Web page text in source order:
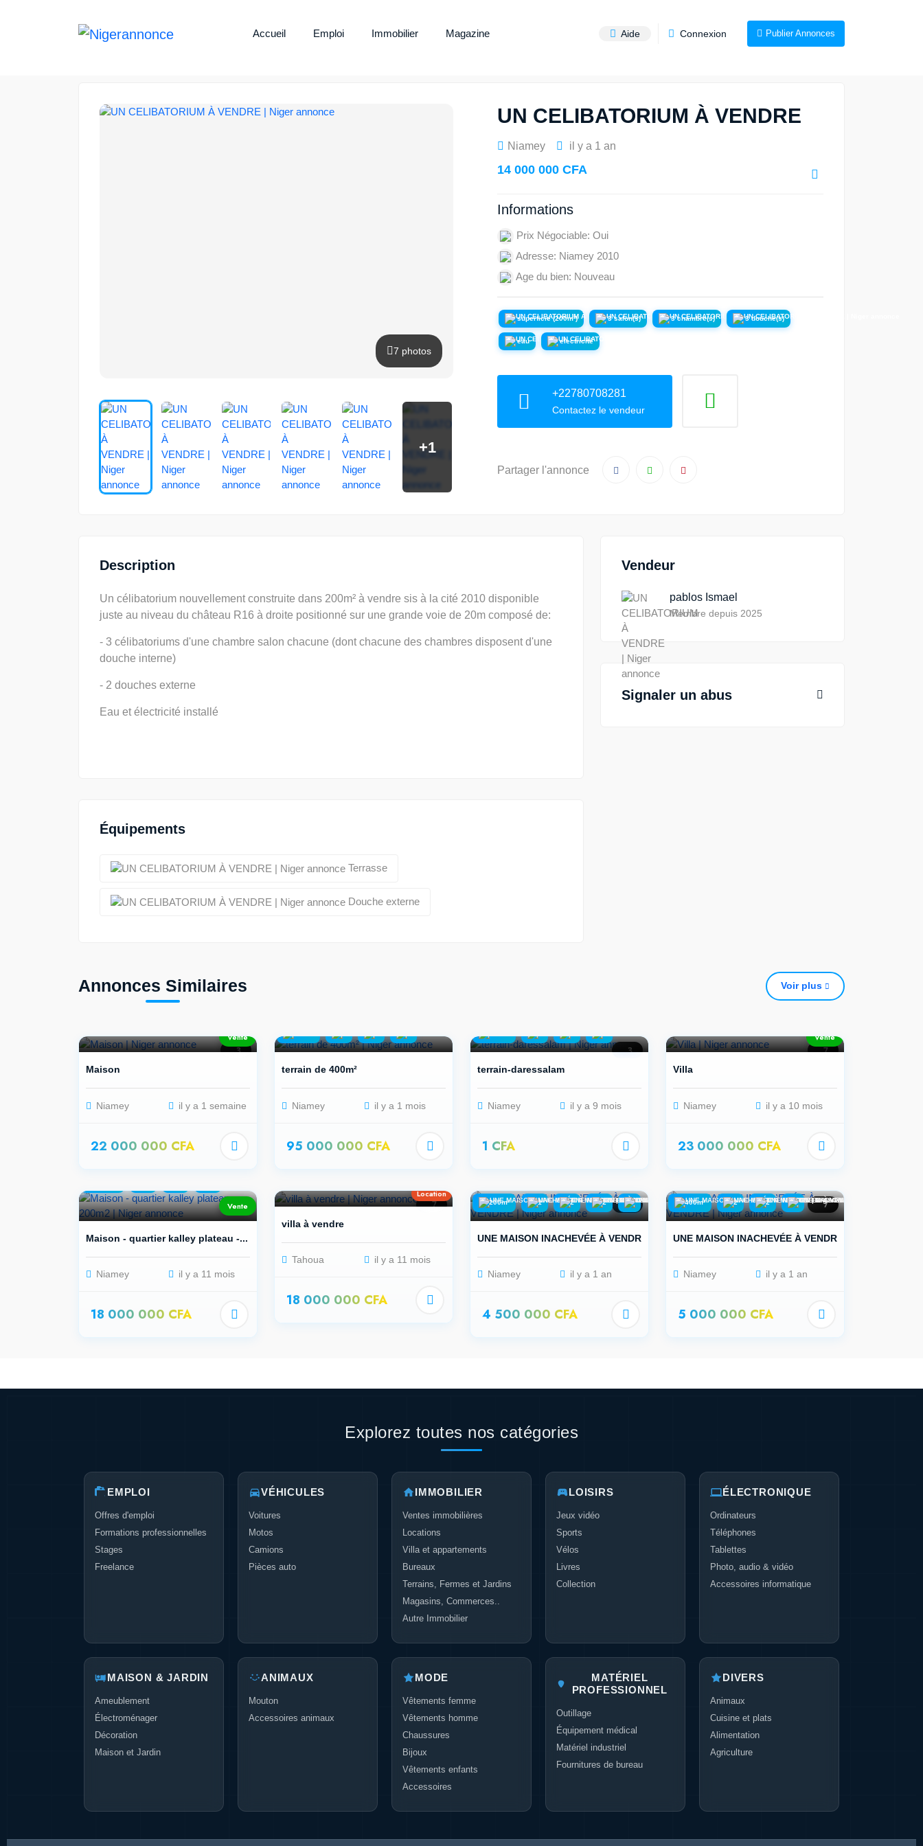
Accueil Emploi Immobilier Magazine Aide Connexion Publier Annonces
7 photos
+1
UN CELIBATORIUM À VENDRE
Niamey il y a 1 an
14 000 000 CFA
Informations
Prix Négociable: Oui
Adresse: Niamey 2010
Age du bien: Nouveau
superficie (200m²) 3 salon(s) 3 chambre(s) 3 douche(s)
eau electricité
+22780708281
Contactez le vendeur
Partager l'annonce
Description
Un célibatorium nouvellement construite dans 200m² à vendre sis à la cité 2010 disponible
juste au niveau du château R16 à droite positionné sur une grande voie de 20m composé de:
- 3 célibatoriums d'une chambre salon chacune (dont chacune des chambres disposent d'une
douche interne)
- 2 douches externe
Eau et électricité installé
Équipements
Terrasse
Douche externe
Vendeur
pablos Ismael
Membre depuis 2025
Signaler un abus
Annonces Similaires Voir plus
3
Vente
Maison
Niamey il y a 1 semaine
22 000 000 CFA
terrain de 400m²
Niamey il y a 1 mois
95 000 000 CFA
3
terrain-daressalam
Niamey il y a 9 mois
1 CFA
7
Vente
Villa
Niamey il y a 10 mois
23 000 000 CFA
3
Vente
Maison - quartier kalley plateau -...
Niamey il y a 11 mois
18 000 000 CFA
7
400m² 1 2
Location
villa à vendre
Tahoua il y a 11 mois
18 000 000 CFA
7
200m² 1 2 2
UNE MAISON INACHEVÉE À VENDRE
Niamey il y a 1 an
4 500 000 CFA
7
400m² 2 2
UNE MAISON INACHEVÉE À VENDRE
Niamey il y a 1 an
5 000 000 CFA
Explorez toutes nos catégories
EMPLOI
Offres d'emploi
Formations professionnelles
Stages
Freelance
VÉHICULES
Voitures
Motos
Camions
Pièces auto
IMMOBILIER
Ventes immobilières
Locations
Villa et appartements
Bureaux
Terrains, Fermes et Jardins
Magasins, Commerces..
Autre Immobilier
LOISIRS
Jeux vidéo
Sports
Vélos
Livres
Collection
ÉLECTRONIQUE
Ordinateurs
Téléphones
Tablettes
Photo, audio & vidéo
Accessoires informatique
MAISON & JARDIN
Ameublement
Électroménager
Décoration
Maison et Jardin
ANIMAUX
Mouton
Accessoires animaux
MODE
Vêtements femme
Vêtements homme
Chaussures
Bijoux
Vêtements enfants
Accessoires
MATÉRIEL
PROFESSIONNEL
Outillage
Équipement médical
Matériel industriel
Fournitures de bureau
DIVERS
Animaux
Cuisine et plats
Alimentation
Agriculture